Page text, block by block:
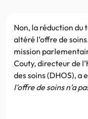
Non, la réduction du
altéré l’offre de
mission
Couty, directeur de
des soins (DHOS), a
l’offre de soins n’a